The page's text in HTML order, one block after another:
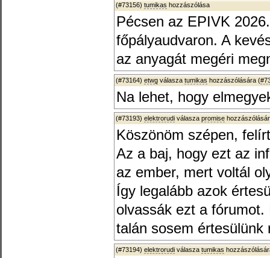
(#73156) tumikas hozzászólása
Pécsen az EPIVK
főpályaudvaron. A
az anyagát megéri
(#73164) etwg válasza tumikas hozzászólására (
Na lehet, hogy
(#73193) elektrorudi válasza promise
Köszönöm szépen,
Az a baj, hogy ezt az
az ember, mert voltál
Így legalább azok
olvassák ezt a
talán sosem értesülünk
(#73194) elektrorudi válasza tumikas